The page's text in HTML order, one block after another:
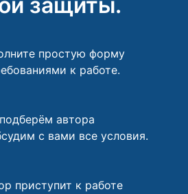
защиты.
простую форму
к работе.
автора
с вами все условия.
приступит к работе